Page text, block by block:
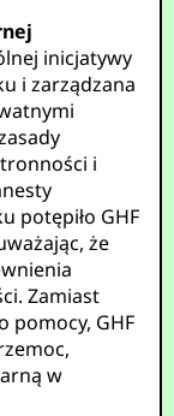
inicjatywy
i zarządzana
i
potępiło GHF
że
Zamiast
pomocy, GHF
w